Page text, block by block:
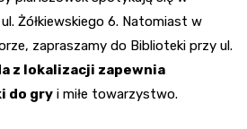
Żółkiewskiego 6. Natomiast w
zapraszamy do Biblioteki przy ul.
z lokalizacji zapewnia
do gry i miłe towarzystwo.